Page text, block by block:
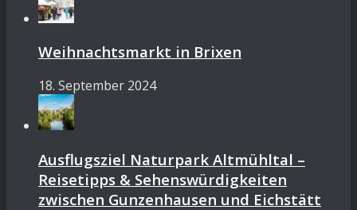
Weihnachtsmarkt in Brixen
18. September 2024
Ausflugsziel Naturpark Altmühltal –
Reisetipps & Sehenswürdigkeiten
zwischen Gunzenhausen und Eichstätt